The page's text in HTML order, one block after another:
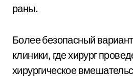
раны.
Более безопасный
клиники, где хирург
хирургическое